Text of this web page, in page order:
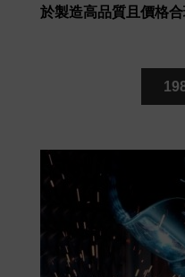
於製造高品質且價格